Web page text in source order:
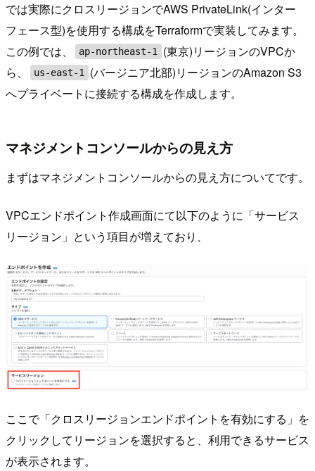
では実際にクロスリージョンでAWS PrivateLink(インター
フェース型)を使用する構成をTerraformで実装してみます。
この例では、
ap-northeast-1
(東京)リージョンのVPCか
ら、
us-east-1
(バージニア北部)リージョンのAmazon S3
へプライベートに接続する構成を作成します。
マネジメントコンソールからの見え方
まずはマネジメントコンソールからの見え方についてです。
VPCエンドポイント作成画面にて以下のように「サービス
リージョン」という項目が増えており、
ここで「クロスリージョンエンドポイントを有効にする」を
クリックしてリージョンを選択すると、利用できるサービス
が表示されます。